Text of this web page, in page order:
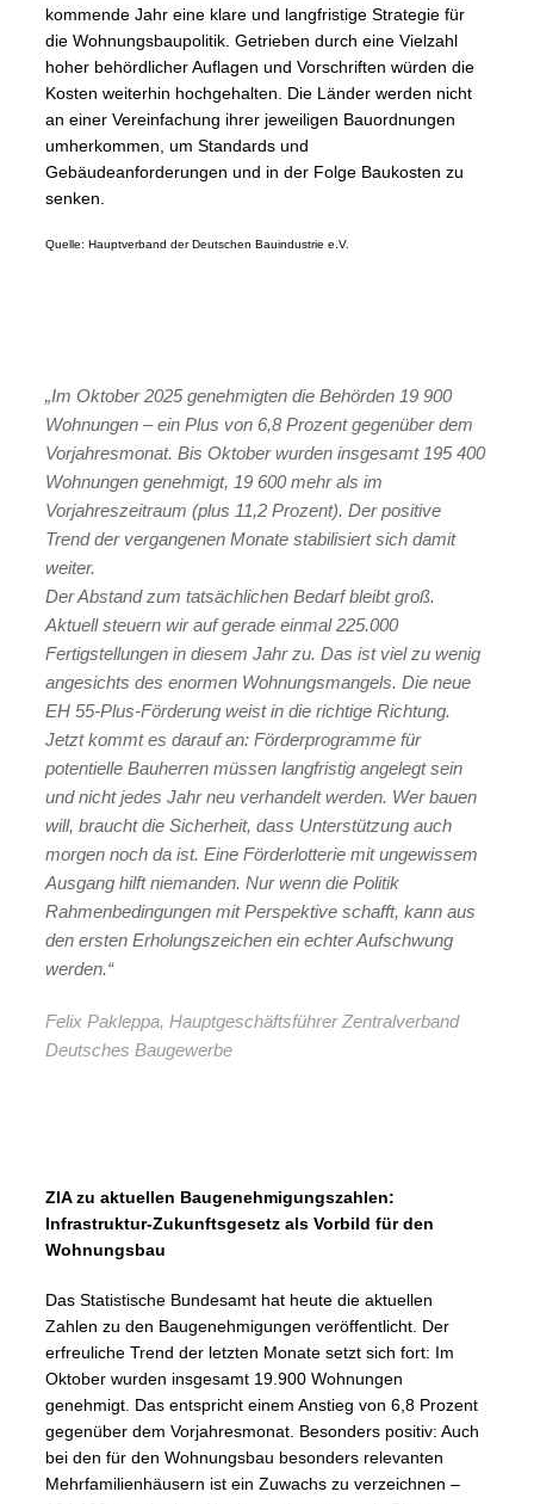
kommende Jahr eine klare und langfristige Strategie für
die Wohnungsbaupolitik. Getrieben durch eine Vielzahl
hoher behördlicher Auflagen und Vorschriften würden die
Kosten weiterhin hochgehalten. Die Länder werden nicht
an einer Vereinfachung ihrer jeweiligen Bauordnungen
umherkommen, um Standards und
Gebäudeanforderungen und in der Folge Baukosten zu
senken.
Quelle: Hauptverband der Deutschen Bauindustrie e.V.
„Im Oktober 2025 genehmigten die Behörden 19 900
Wohnungen – ein Plus von 6,8 Prozent gegenüber dem
Vorjahresmonat. Bis Oktober wurden insgesamt 195 400
Wohnungen genehmigt, 19 600 mehr als im
Vorjahreszeitraum (plus 11,2 Prozent). Der positive
Trend der vergangenen Monate stabilisiert sich damit
weiter.
Der Abstand zum tatsächlichen Bedarf bleibt groß.
Aktuell steuern wir auf gerade einmal 225.000
Fertigstellungen in diesem Jahr zu. Das ist viel zu wenig
angesichts des enormen Wohnungsmangels. Die neue
EH 55-Plus-Förderung weist in die richtige Richtung.
Jetzt kommt es darauf an: Förderprogramme für
potentielle Bauherren müssen langfristig angelegt sein
und nicht jedes Jahr neu verhandelt werden. Wer bauen
will, braucht die Sicherheit, dass Unterstützung auch
morgen noch da ist. Eine Förderlotterie mit ungewissem
Ausgang hilft niemanden. Nur wenn die Politik
Rahmenbedingungen mit Perspektive schafft, kann aus
den ersten Erholungszeichen ein echter Aufschwung
werden.“
Felix Pakleppa, Hauptgeschäftsführer Zentralverband
Deutsches Baugewerbe
ZIA zu aktuellen Baugenehmigungszahlen:
Infrastruktur-Zukunftsgesetz als Vorbild für den
Wohnungsbau
Das Statistische Bundesamt hat heute die aktuellen
Zahlen zu den Baugenehmigungen veröffentlicht. Der
erfreuliche Trend der letzten Monate setzt sich fort: Im
Oktober wurden insgesamt 19.900 Wohnungen
genehmigt. Das entspricht einem Anstieg von 6,8 Prozent
gegenüber dem Vorjahresmonat. Besonders positiv: Auch
bei den für den Wohnungsbau besonders relevanten
Mehrfamilienhäusern ist ein Zuwachs zu verzeichnen –